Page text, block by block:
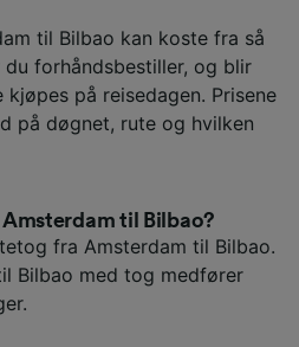
til Bilbao kan koste fra så
forhåndsbestiller, og blir
på reisedagen. Prisene
på døgnet, rute og hvilken
til Bilbao?
fra Amsterdam til Bilbao.
Bilbao med tog medfører